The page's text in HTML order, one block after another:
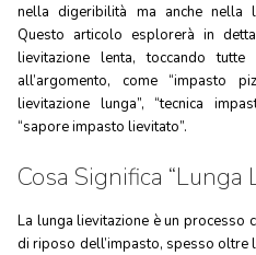
nella digeribilità ma anche nella
Questo articolo esplorerà in
lievitazione lenta, toccando
all’argomento, come “impasto
lievitazione lunga”, “tecnica
“sapore impasto lievitato”.
Cosa Significa “Lunga
La lunga lievitazione è un processo
di riposo dell’impasto, spesso